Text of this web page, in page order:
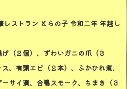
レストラン とらの子 令和二年 年越し
（２個）、ずわいガニの爪（３
、有頭エビ（２本）、ふかひれ煮、
サイ漬、合鴨スモーク、ちまき（３